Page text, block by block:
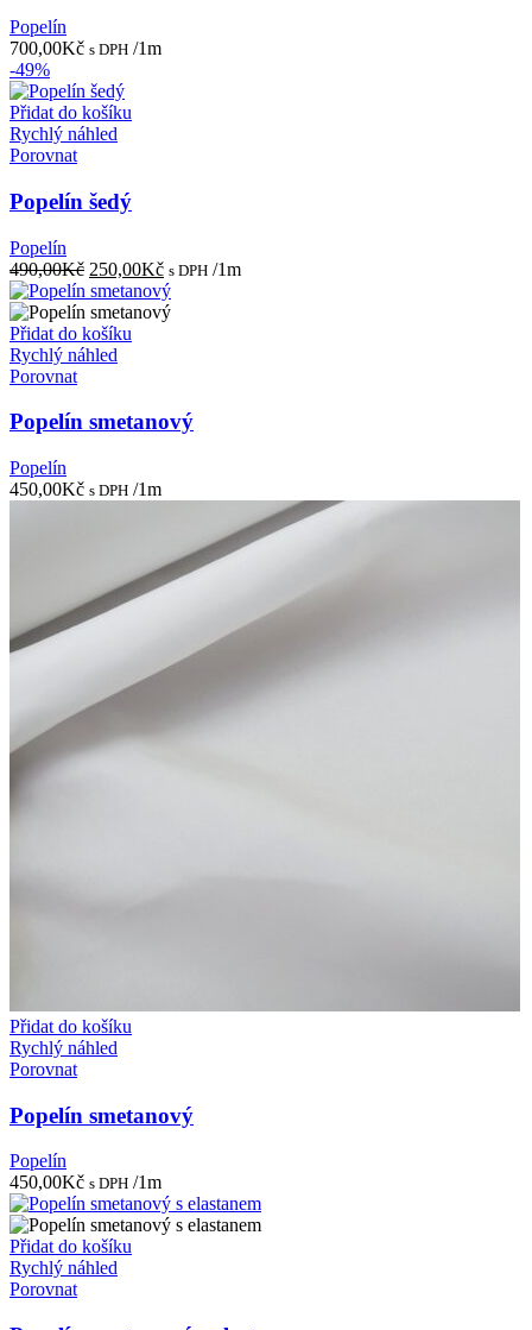
Popelín
700,00Kč s DPH /1m
-49%
Přidat do košíku
Rychlý náhled
Porovnat
Popelín šedý
Popelín
490,00Kč Původní
cena
byla:
490,00Kč.
250,00KčAktuální
cena
je:
s DPH /1m
Přidat do košíku
Rychlý náhled
Porovnat
Popelín smetanový
Popelín
450,00Kč s DPH /1m
Přidat do košíku
Rychlý náhled
Porovnat
Popelín smetanový
Popelín
450,00Kč s DPH /1m
Přidat do košíku
Rychlý náhled
Porovnat